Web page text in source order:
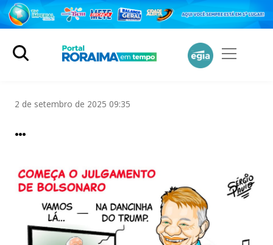
2 de setembro de 2025 09:35
…